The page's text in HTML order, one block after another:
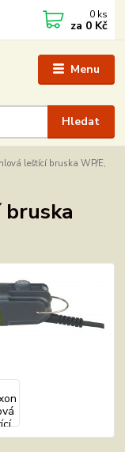
Menu
Hledat
0 ks
za 0 Kč
leštící bruska WP/E,